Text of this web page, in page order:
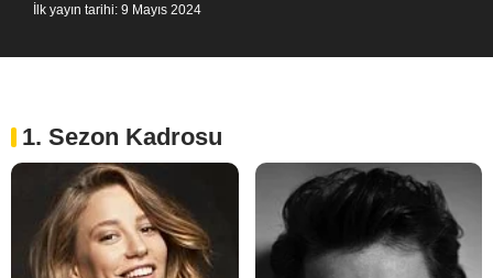
İlk yayın tarihi: 9 Mayıs 2024
1. Sezon Kadrosu